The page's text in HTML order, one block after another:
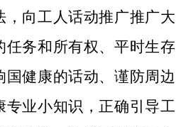
，向工人话动推广推广大
任务和所有权、平时生存
健康的话动、谨防周边
专业小知识，正确引导工